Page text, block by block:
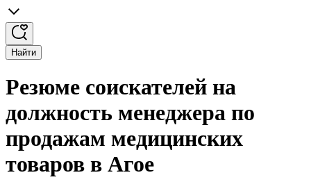
Найти
Резюме соискателей на
должность менеджера по
продажам медицинских
товаров в Агое